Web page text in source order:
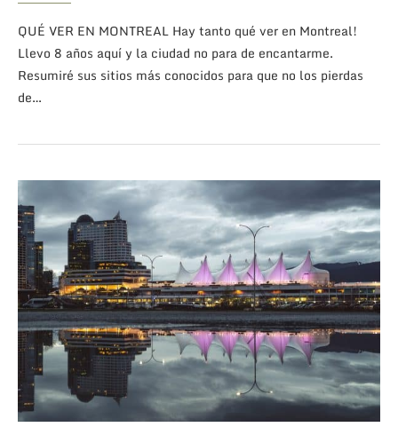
QUÉ VER EN MONTREAL Hay tanto qué ver en Montreal!
Llevo 8 años aquí y la ciudad no para de encantarme.
Resumiré sus sitios más conocidos para que no los pierdas
de…